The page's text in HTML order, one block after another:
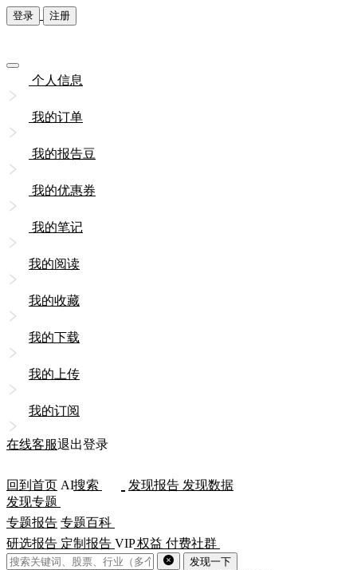
登录 注册
个人信息
我的订单
我的报告豆
我的优惠券
我的笔记
我的阅读
我的收藏
我的下载
我的上传
我的订阅
在线客服退出登录
回到首页 AI搜索 发现报告 发现数据
发现专题
专题报告 专题百科
研选报告 定制报告 VIP权益 付费社群
发现一下